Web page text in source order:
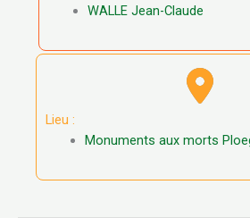
WALLE Jean-Claude
Lieu :
Monuments aux morts